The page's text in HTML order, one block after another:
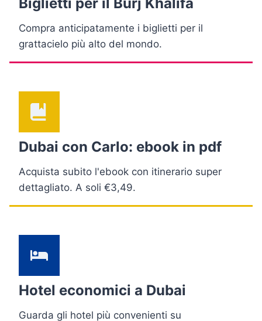
Compra anticipatamente i biglietti per il
grattacielo più alto del mondo.
Dubai con Carlo: ebook in pdf
Acquista subito l'ebook con itinerario super
dettagliato. A soli €3,49.
Hotel economici a Dubai
Guarda gli hotel più convenienti su